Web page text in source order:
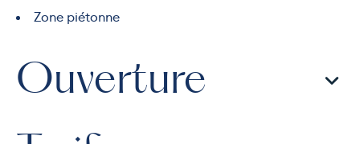
Zone piétonne
Ouverture